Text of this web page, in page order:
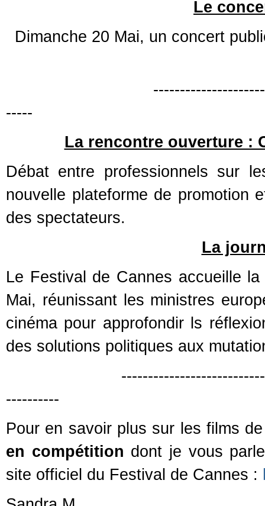
Le
Dimanche 20 Mai, un concert
-----
La rencontre ouverture :
Débat entre professionnels sur
nouvelle plateforme de promotion
des spectateurs.
La
Le Festival de Cannes accueille
Mai, réunissant les ministres
cinéma pour approfondir ls
des solutions politiques aux
----------
Pour en savoir plus sur les films
en compétition dont je vous
site officiel du Festival de Cannes :